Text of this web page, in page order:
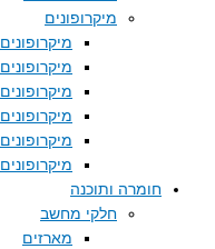
מיקרופונים
מיקרופונים HOCO
מיקרופונים JBL
מיקרופונים RAZER
מיקרופונים SILVER LINE
מיקרופונים ONIKUMA
מיקרופונים XTRIKE ME
חומרה ותוכנה
חלקי מחשב
מארזים